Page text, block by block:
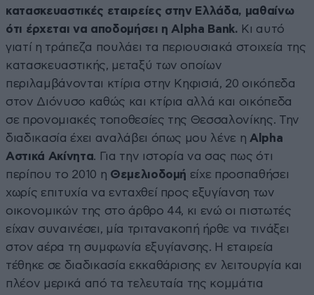
κατασκευαστικές εταιρείες στην Ελλάδα, μαθαίνω
ότι έρχεται να αποδομήσει η Alpha Bank. Κι αυτό
γιατί η τράπεζα πουλάει τα περιουσιακά στοιχεία της
κατασκευαστικής, μεταξύ των οποίων
περιλαμβάνονται κτίρια στην Κηφισιά, 20 οικόπεδα
στον Διόνυσο καθώς και κτίρια αλλά και οικόπεδα
σε προνομιακές τοποθεσίες της Θεσσαλονίκης. Την
διαδικασία έχει αναλάβει όπως μου λένε η Alpha
Αστικά Ακίνητα. Για την ιστορία να σας πως ότι
περίπου το 2010 η Θεμελιοδομή είχε προσπαθήσει
χωρίς επιτυχία να ενταχθεί προς εξυγίανση των
οικονομικών της στο άρθρο 44, κι ενώ οι πιστωτές
είχαν συναινέσει, μία τριτανακοπή ήρθε να τινάξει
στον αέρα τη συμφωνία εξυγίανσης. Η εταιρεία
τέθηκε σε διαδικασία εκκαθάρισης εν λειτουργία και
πλέον μερικά από τα τελευταία της κομμάτια